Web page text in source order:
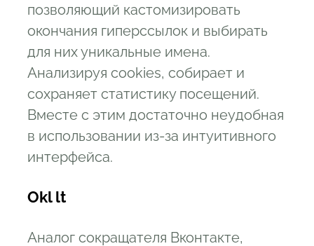
позволяющий кастомизировать
окончания гиперссылок и выбирать
для них уникальные имена.
Анализируя cookies, собирает и
сохраняет статистику посещений.
Вместе с этим достаточно неудобная
в использовании из-за интуитивного
интерфейса.
Okl lt
Аналог сокращателя Вконтакте,